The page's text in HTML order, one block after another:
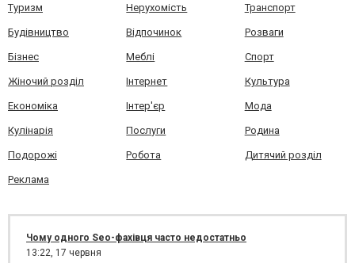
Туризм Нерухомість Транспорт
Будівництво Відпочинок Розваги
Бізнес Меблі Спорт
Жіночий розділ Інтернет Культура
Економіка Інтер'єр Мода
Кулінарія Послуги Родина
Подорожі Робота Дитячий розділ
Реклама
Чому одного Seo-фахівця часто недостатньо
13:22, 17 червня